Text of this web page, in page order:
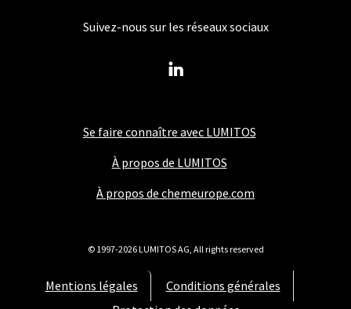
Se faire connaître avec LUMITOS
À propos de LUMITOS
À propos de chemeurope.com
Mentions légales
Conditions générales
Suivez-nous sur les réseaux sociaux
© 1997-2026 LUMITOS AG, All rights reserved